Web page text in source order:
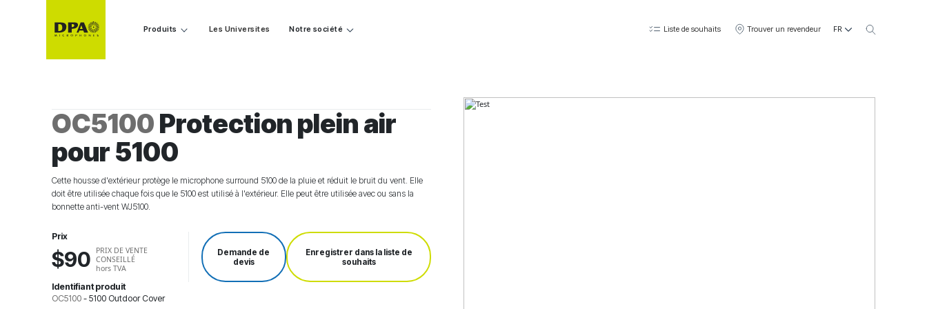
Produits Les Universites Notre société Liste de souhaits Trouver un revendeur FR
OC5100Protection plein air
pour 5100
Cette housse d'extérieur protège le microphone surround 5100 de la pluie et réduit le bruit du vent. Elle
doit être utilisée chaque fois que le 5100 est utilisé à l'extérieur. Elle peut être utilisée avec ou sans la
bonnette anti-vent WJ5100.
Prix
$90
PRIX DE VENTE
CONSEILLÉ
hors TVA
Demande de
devis
Enregistrer dans la liste de
souhaits
Identifiant produit
OC5100 -5100 Outdoor Cover